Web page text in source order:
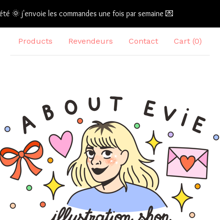
🌞 j'envoie les commandes une fois par semaine 💌
Products Revendeurs Contact Cart (0)